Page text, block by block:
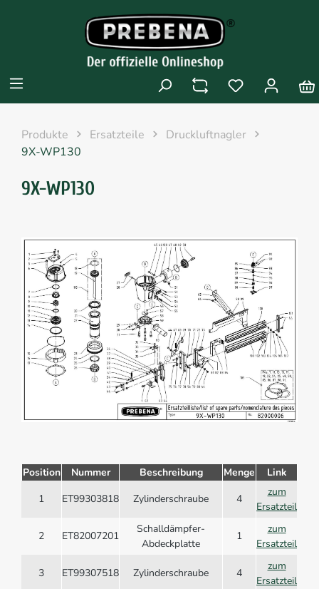
Produkte Ersatzteile
Druckluftnagler
9X-WP130
9X-WP130
Position Nummer Beschreibung Menge
Link
1
ET99303818 Zylinderschraube 4
zum
Ersatzteil
2 ET82007201
Schalldämpfer-
Abdeckplatte
1
zum
Ersatzteil
3 ET99307518 Zylinderschraube 4
zum
Ersatzteil